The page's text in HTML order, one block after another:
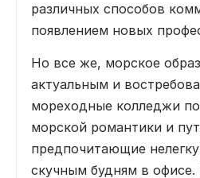
различных способов
появлением новых
Но все же, морское
актуальным и
мореходные колледжи
морской романтики и
предпочитающие
скучным будням в